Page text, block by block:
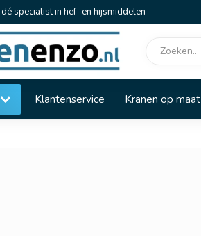
dé specialist in hef- en hijsmiddelen
Klantenservice Kranen op maat